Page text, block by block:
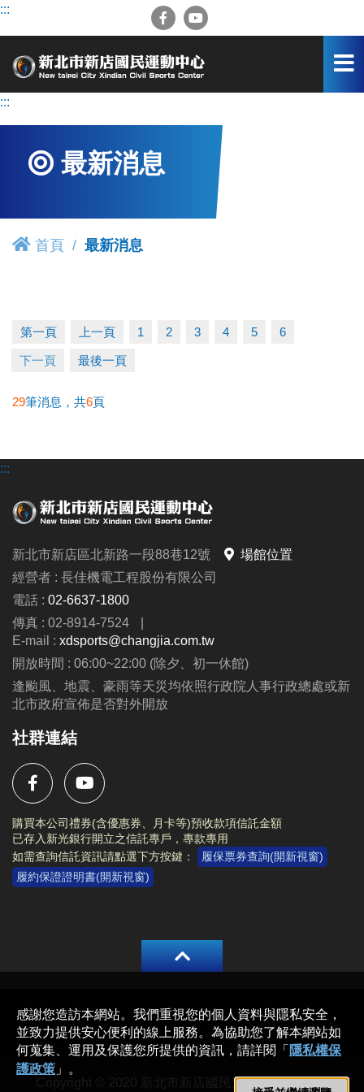
跳
容
:::
:::
最新消息
首頁 最新消息
第一頁 上一頁 1 2 3 4 5 6
下一頁 最後一頁
29筆消息，共6頁
:::
新北市新店區北新路一段88巷12號
場館位置
經營者 : 長佳機電工程股份有限公司
電話 : 02-6637-1800
傳真 : 02-8914-7524
E-mail : xdsports@changjia.com.tw
開放時間 : 06:00~22:00 (除夕、初一休館)
逢颱風、地震、豪雨等天災均依照行政院人事行政總處或新
北市政府宣佈是否對外開放
社群連結
購買本公司禮券(含優惠券、月卡等)預收款項信託金額
已存入新光銀行開立之信託專戶，專款專用
如需查詢信託資訊請點選下方按鍵：
履保票券查詢(開新視窗)
履約保證證明書(開新視窗)
Copyright © 2020 新北市新店國民運動中心 All rights